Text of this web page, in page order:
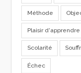
Méthode
Plaisir d'apprendre
Scolarité
Échec